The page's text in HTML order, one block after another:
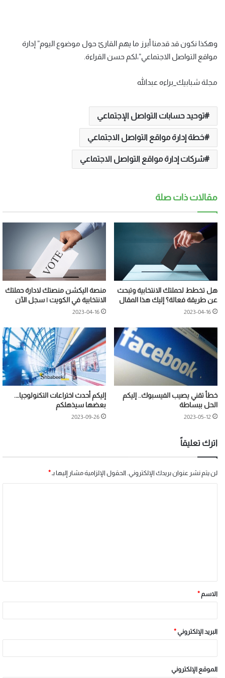
وهكذا نكون قد قدمنا أبرز ما يهم القارئ حول موضوع اليوم” إدارة
مواقع التواصل الاجتماعي”،لكم حسن القراءة.
مجلة شبابيك_براءه عبدالله
توحيد حسابات التواصل الإجتماعي
خطة إدارة مواقع التواصل الاجتماعي
شركات إدارة مواقع التواصل الاجتماعي
مقالات ذات صلة
هل تخطط لحملتك الانتخابية وتبحث
عن طريقة فعالة؟ إليك هذا المقال
2023-04-16
منصة اليكشن منصتك لادارة حملتك
الانتخابية في الكويت | سجل الآن
2023-04-16
خطأ تقني يصيب الفيسبوك.. إليكم
الحل ببساطة
2023-05-12
إليكم أحدث اختراعات التكنولوجيا….
بعضها سيذهلكم
2023-09-26
اترك تعليقاً
لن يتم نشر عنوان بريدك الإلكتروني. الحقول الإلزامية مشار إليها بـ*
الاسم*
البريد الإلكتروني *
الموقع الإلكتروني